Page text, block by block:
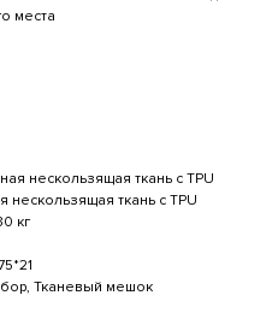
места
нескользящая ткань с TPU
нескользящая ткань с TPU
кг
Тканевый мешок